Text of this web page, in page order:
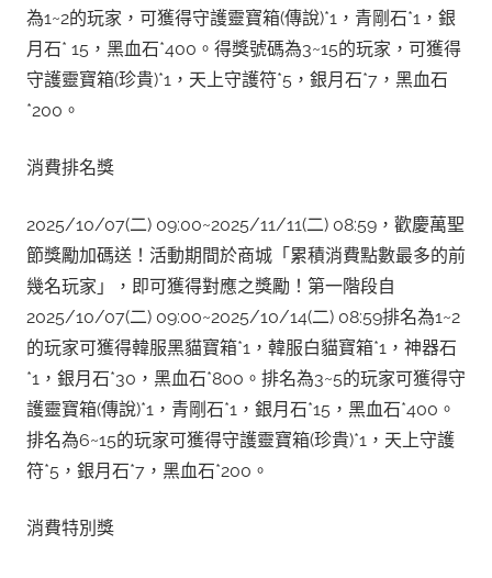
為1~2的玩家，可獲得守護靈寶箱(傳說)*1，青剛石*1，銀
月石* 15，黑血石*400。得獎號碼為3~15的玩家，可獲得
守護靈寶箱(珍貴)*1，天上守護符*5，銀月石*7，黑血石
*200。
消費排名獎
2025/10/07(二) 09:00~2025/11/11(二) 08:59，歡慶萬聖
節獎勵加碼送！活動期間於商城「累積消費點數最多的前
幾名玩家」，即可獲得對應之獎勵！第一階段自
2025/10/07(二) 09:00~2025/10/14(二) 08:59排名為1~2
的玩家可獲得韓服黑貓寶箱*1，韓服白貓寶箱*1，神器石
*1，銀月石*30，黑血石*800。排名為3~5的玩家可獲得守
護靈寶箱(傳說)*1，青剛石*1，銀月石*15，黑血石*400。
排名為6~15的玩家可獲得守護靈寶箱(珍貴)*1，天上守護
符*5，銀月石*7，黑血石*200。
消費特別獎